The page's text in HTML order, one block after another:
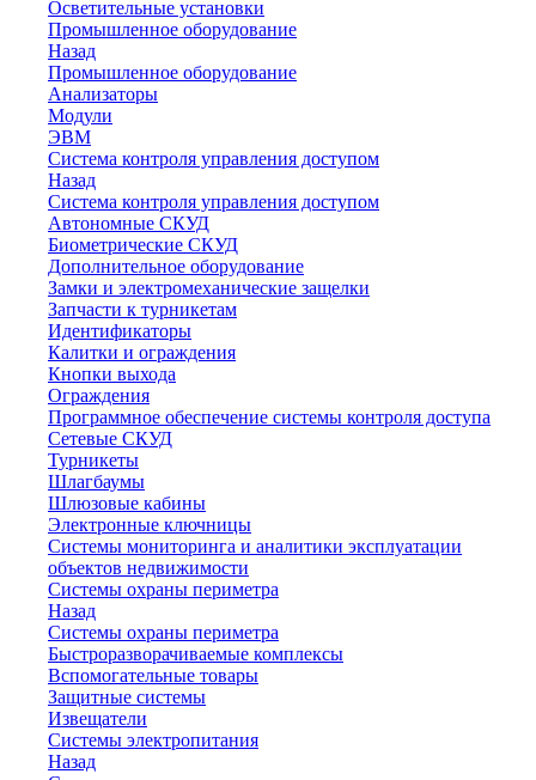
Осветительные установки
Промышленное оборудование
Назад
Промышленное оборудование
Анализаторы
Модули
ЭВМ
Система контроля управления доступом
Назад
Система контроля управления доступом
Автономные СКУД
Биометрические СКУД
Дополнительное оборудование
Замки и электромеханические защелки
Запчасти к турникетам
Идентификаторы
Калитки и ограждения
Кнопки выхода
Ограждения
Программное обеспечение системы контроля доступа
Сетевые СКУД
Турникеты
Шлагбаумы
Шлюзовые кабины
Электронные ключницы
Системы мониторинга и аналитики эксплуатации
объектов недвижимости
Системы охраны периметра
Назад
Системы охраны периметра
Быстроразворачиваемые комплексы
Вспомогательные товары
Защитные системы
Извещатели
Системы электропитания
Назад